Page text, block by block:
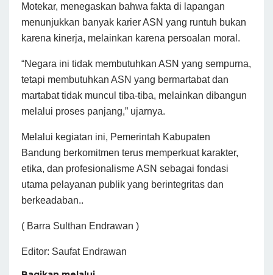
Motekar, menegaskan bahwa fakta di lapangan
menunjukkan banyak karier ASN yang runtuh bukan
karena kinerja, melainkan karena persoalan moral.
“Negara ini tidak membutuhkan ASN yang sempurna,
tetapi membutuhkan ASN yang bermartabat dan
martabat tidak muncul tiba-tiba, melainkan dibangun
melalui proses panjang,” ujarnya.
Melalui kegiatan ini, Pemerintah Kabupaten
Bandung berkomitmen terus memperkuat karakter,
etika, dan profesionalisme ASN sebagai fondasi
utama pelayanan publik yang berintegritas dan
berkeadaban..
( Barra Sulthan Endrawan )
Editor: Saufat Endrawan